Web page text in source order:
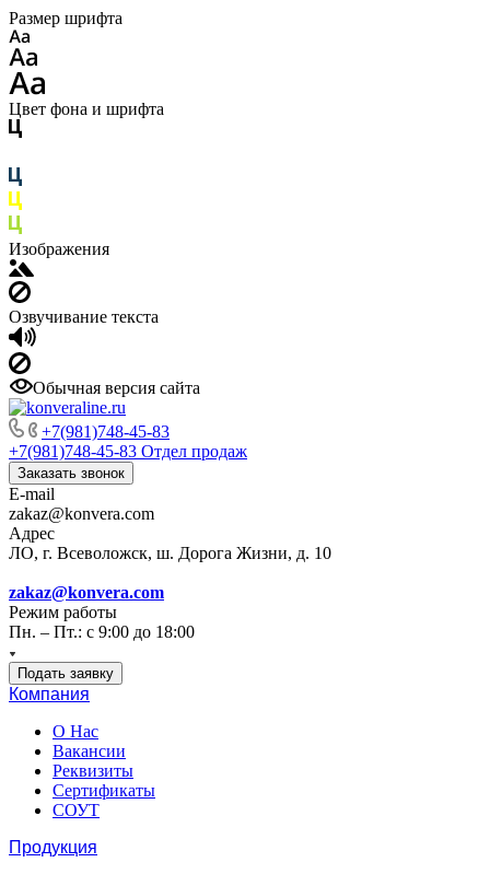
Размер шрифта
Цвет фона и шрифта
Изображения
Озвучивание текста
Обычная версия сайта
+7(981)748-45-83
+7(981)748-45-83 Отдел продаж
Заказать звонок
E-mail
zakaz@konvera.com
Адрес
ЛО, г. Всеволожск, ш. Дорога Жизни, д. 10
zakaz@konvera.com
Режим работы
Пн. – Пт.: с 9:00 до 18:00
Подать заявку
Компания
О Нас
Вакансии
Реквизиты
Сертификаты
СОУТ
Продукция